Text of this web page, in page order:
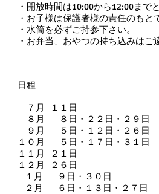
・開放時間は10:00から12:00まで
・お子様は保護者様の責任のも
・水筒を必ずご持参下さい。
・お弁当、おやつの持ち込みはご
日程
７月 １１日
８月 ８日・２２日・２９日
９月 ５日・１２日・２６日
１０月 ５日・１７日・３１日
１１月 ２１日
１２月 ２６日
１月 ９日・３０日
２月 ６日・１３日・２７日